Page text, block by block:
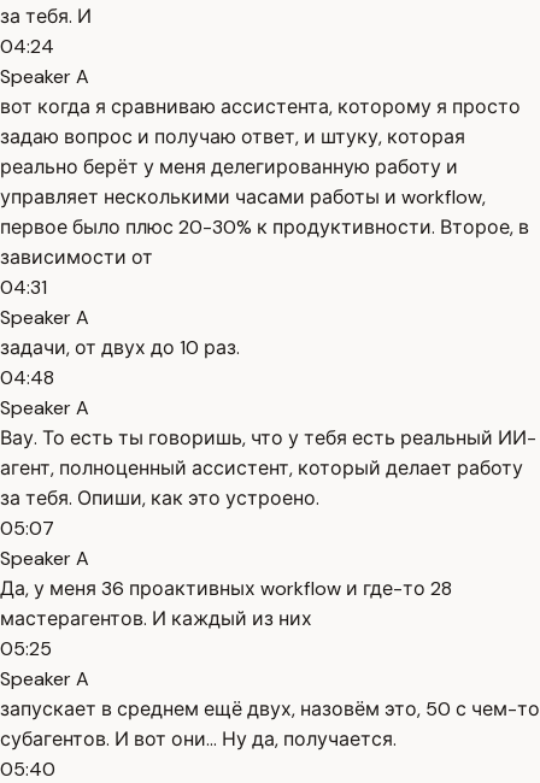
за тебя. И
04:24
Speaker A
вот когда я сравниваю ассистента, которому я просто
задаю вопрос и получаю ответ, и штуку, которая
реально берёт у меня делегированную работу и
управляет несколькими часами работы и workflow,
первое было плюс 20-30% к продуктивности. Второе, в
зависимости от
04:31
Speaker A
задачи, от двух до 10 раз.
04:48
Speaker A
Вау. То есть ты говоришь, что у тебя есть реальный ИИ-
агент, полноценный ассистент, который делает работу
за тебя. Опиши, как это устроено.
05:07
Speaker A
Да, у меня 36 проактивных workflow и где-то 28
мастерагентов. И каждый из них
05:25
Speaker A
запускает в среднем ещё двух, назовём это, 50 с чем-то
субагентов. И вот они... Ну да, получается.
05:40